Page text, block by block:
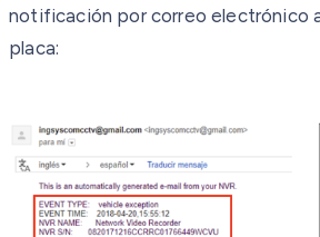
notificación por correo electrónico
placa: